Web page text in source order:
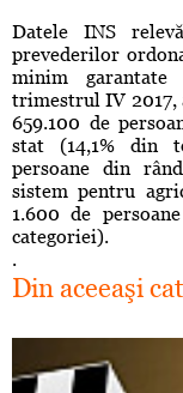
Datele INS
prevederilor
minim
trimestrul IV 2017,
659.100 de
stat (14,1% din
persoane din
sistem pentru
1.600 de
categoriei).
.
Din aceeaşi